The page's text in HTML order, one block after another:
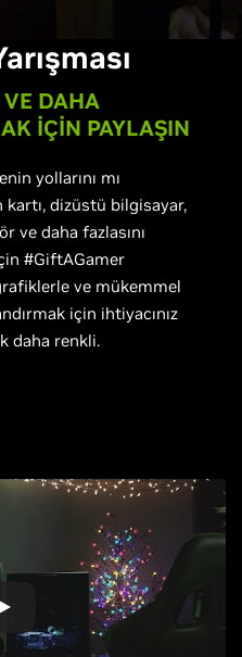
VE DAHA
İÇİN PAYLAŞIN
yollarını mı
kartı, dizüstü bilgisayar,
ve daha fazlasını
#GiftAGamer
ve mükemmel
için ihtiyacınız
daha renkli.